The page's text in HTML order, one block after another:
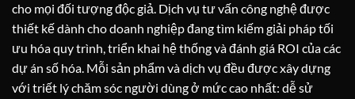
cho mọi đối tượng độc giả. Dịch vụ tư vấn công nghệ được
thiết kế dành cho doanh nghiệp đang tìm kiếm giải pháp tối
ưu hóa quy trình, triển khai hệ thống và đánh giá ROI của các
dự án số hóa. Mỗi sản phẩm và dịch vụ đều được xây dựng
với triết lý chăm sóc người dùng ở mức cao nhất: dễ sử